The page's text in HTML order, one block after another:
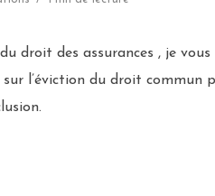
droit des assurances , je
l’éviction du droit commun